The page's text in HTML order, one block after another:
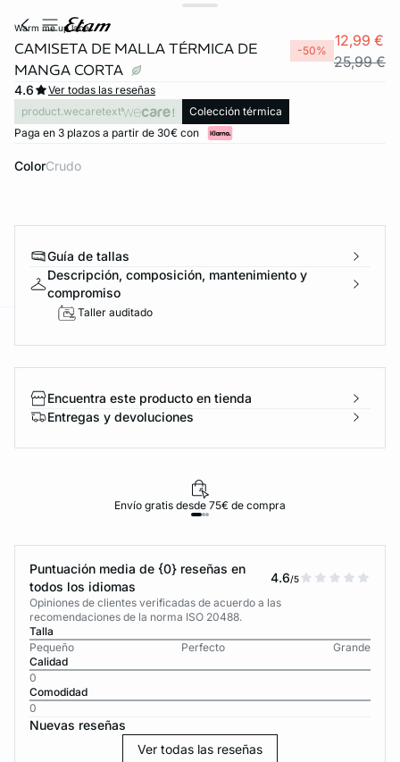
warm me up lace
CAMISETA DE MALLA TÉRMICA DE
MANGA CORTA
-50%
12,99 €
25,99 €
4.6
Ver todas las reseñas
product.wecaretext
Colección térmica
Paga en 3 plazos a partir de 30€ con
Color crudo
Guía de tallas
Descripción, composición, mantenimiento y
compromiso
Taller auditado
Encuentra este producto en tienda
Entregas y devoluciones
Envío gratis desde 75€ de compra
Puntuación media de {0} reseñas en
todos los idiomas
4.6/5
Opiniones de clientes verificadas de acuerdo a las
recomendaciones de la norma ISO 20488.
Talla
Pequeño
Perfecto
Grande
Calidad
0
Comodidad
0
Nuevas reseñas
Ver todas las reseñas